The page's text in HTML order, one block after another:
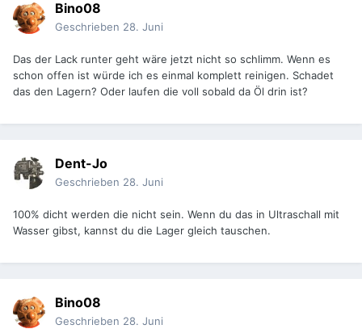
Bino08
Geschrieben 28. Juni
Das der Lack runter geht wäre jetzt nicht so schlimm. Wenn es
schon offen ist würde ich es einmal komplett reinigen. Schadet
das den Lagern? Oder laufen die voll sobald da Öl drin ist?
Dent-Jo
Geschrieben 28. Juni
100% dicht werden die nicht sein. Wenn du das in Ultraschall mit
Wasser gibst, kannst du die Lager gleich tauschen.
Bino08
Geschrieben 28. Juni